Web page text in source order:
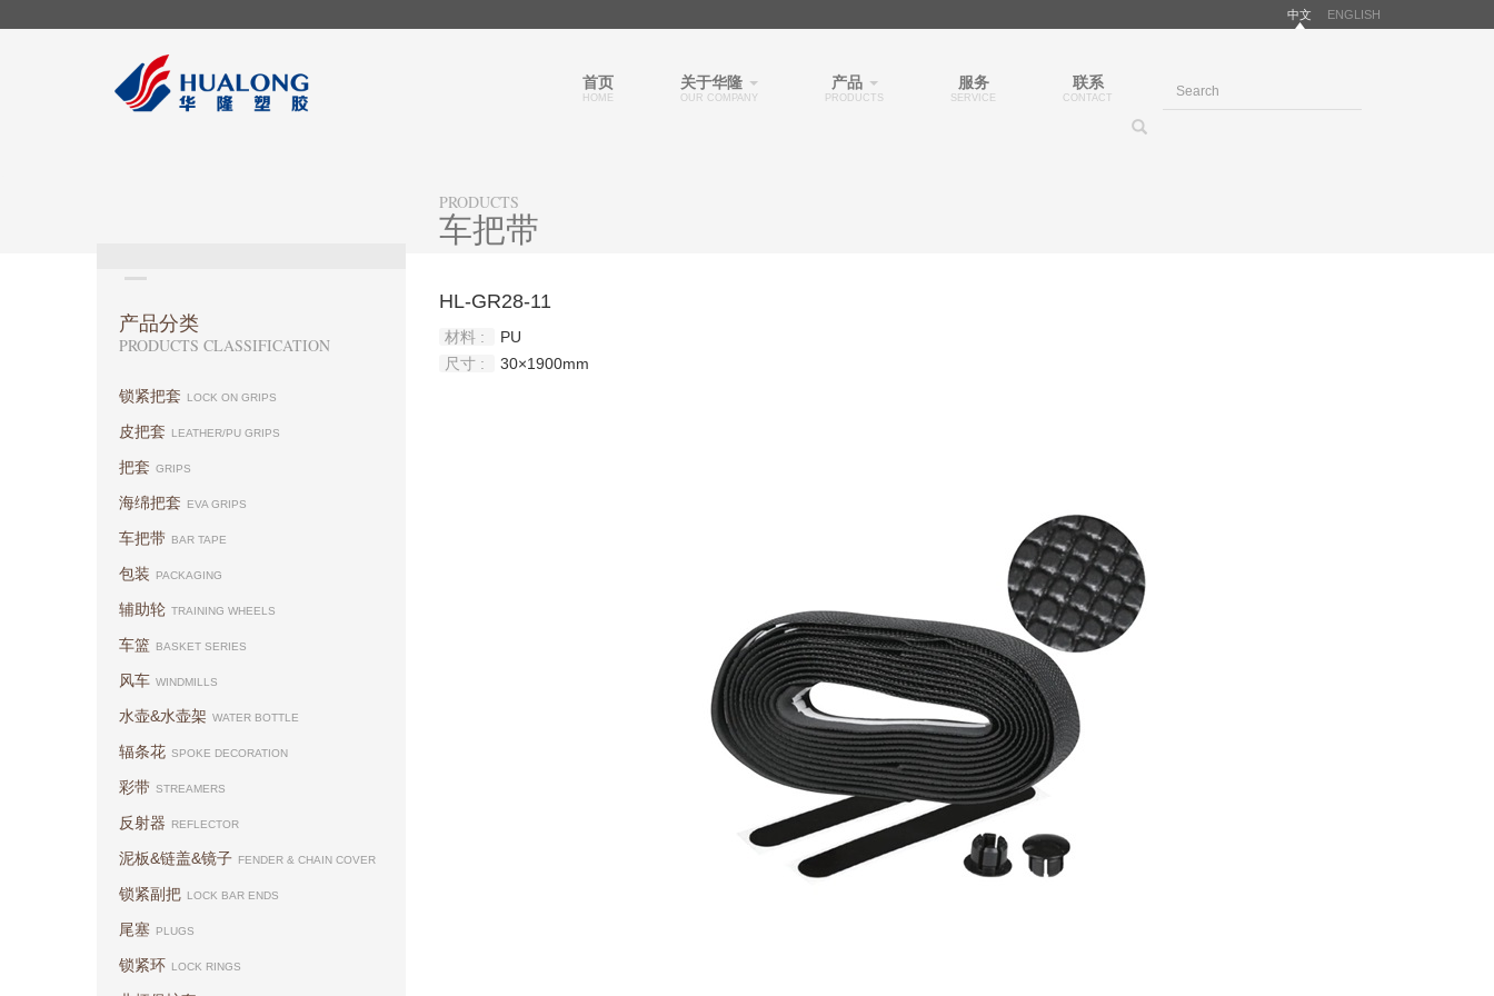
中文 ENGLISH
首页
HOME
关于华隆
OUR COMPANY
产品
PRODUCTS
服务
SERVICE
联系
CONTACT
产品分类
PRODUCTS CLASSIFICATION
锁紧把套 LOCK ON GRIPS
皮把套 LEATHER/PU GRIPS
把套 GRIPS
海绵把套 EVA GRIPS
车把带 BAR TAPE
包装 PACKAGING
辅助轮 TRAINING WHEELS
车篮 BASKET SERIES
风车 WINDMILLS
水壶&水壶架 WATER BOTTLE
辐条花 SPOKE DECORATION
彩带 STREAMERS
反射器 REFLECTOR
泥板&链盖&镜子 FENDER & CHAIN COVER
锁紧副把 LOCK BAR ENDS
尾塞 PLUGS
锁紧环 LOCK RINGS
PRODUCTS
车把带
HL-GR28-11
材料 :
PU
尺寸 :
30×1900mm